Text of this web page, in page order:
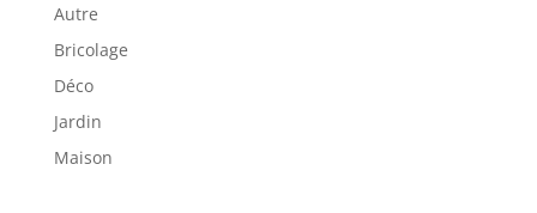
Autre
Bricolage
Déco
Jardin
Maison